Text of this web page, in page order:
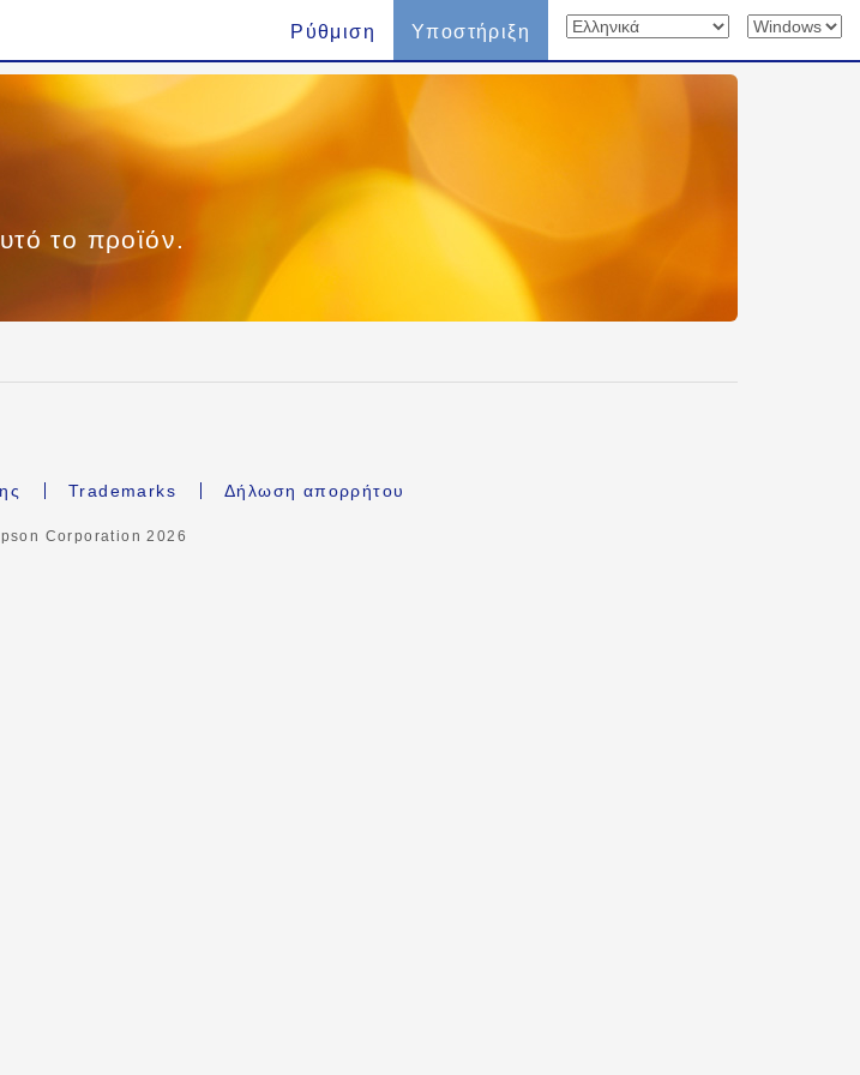
Ρύθμιση Υποστήριξη
το προϊόν.
Trademarks Δήλωση απορρήτου
Corporation2026